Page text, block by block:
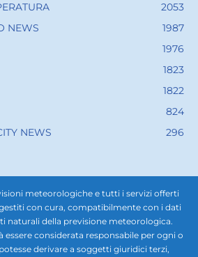
2053
NEWS
1987
1976
1823
1822
824
NEWS
296
meteorologiche e tutti i servizi offerti
con cura, compatibilmente con i dati
naturali della previsione meteorologica.
essere considerata responsabile per ogni o
derivare a soggetti giuridici terzi,